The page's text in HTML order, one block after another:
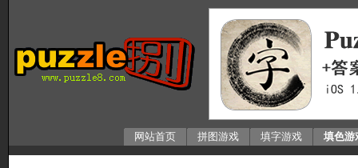
网站首页 拼图游戏 填字游戏 填色游